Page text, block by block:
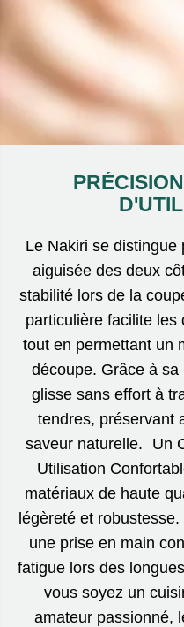
Le Nakiri se distingue
aiguisée des deux
stabilité lors de la
particulière facilite les
tout en permettant un
découpe. Grâce à
glisse sans effort à
tendres, préservant
saveur naturelle. Un
Utilisation
matériaux de haute
légèreté et
une prise en main
fatigue lors des
vous soyez un
amateur passionné,